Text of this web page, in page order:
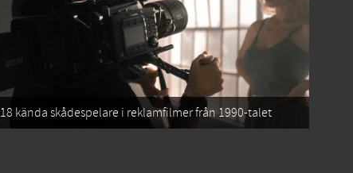
18 kända skådespelare i reklamfilmer från 1990-talet